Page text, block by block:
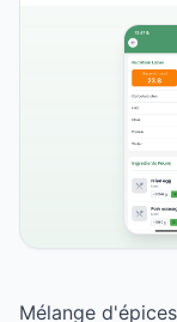
Mélange